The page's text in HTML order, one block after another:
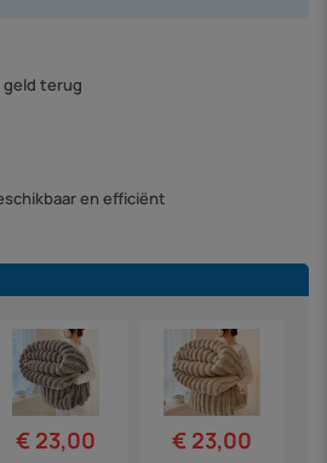
geld terug
en efficiënt
€ 23,00 € 23,00